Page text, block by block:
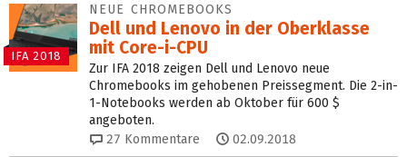
IFA 2018
NEUE CHROMEBOOKS
Dell und Lenovo in der Oberklasse
mit Core-i-CPU
Zur IFA 2018 zeigen Dell und Lenovo neue
Chromebooks im gehobenen Preissegment. Die 2-in-
1-Notebooks werden ab Oktober für 600 $
angeboten.
27 Kommentare 02.09.2018